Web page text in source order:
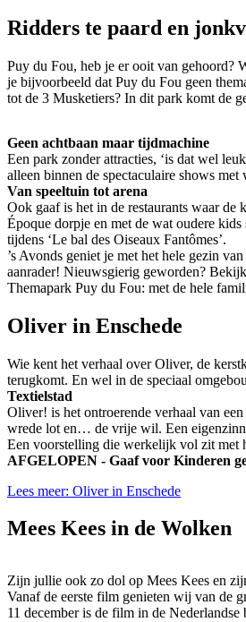
Ridders te paard en
Puy du Fou, heb je er ooit van gehoord?
je bijvoorbeeld dat Puy du Fou geen
tot de 3 Musketiers? In dit park komt de
Geen achtbaan maar tijdmachine
Een park zonder attracties, ‘is dat wel
alleen binnen de spectaculaire shows
Van speeltuin tot arena
Ook gaaf is het in de restaurants waar de
Époque dorpje en met de wat oudere
tijdens ‘Le bal des Oiseaux Fantômes’.
’s Avonds geniet je met het hele gezin
aanrader! Nieuwsgierig geworden?
Themapark Puy du Fou: met de hele
Oliver in Enschede
Wie kent het verhaal over Oliver, de
terugkomt. En wel in de speciaal
Textielstad
Oliver! is het ontroerende verhaal van
wrede lot en… de vrije wil. Een
Een voorstelling die werkelijk vol zit met
AFGELOPEN - Gaaf voor Kinderen
Lees meer: Oliver in Enschede
Mees Kees in de Wolken
Zijn jullie ook zo dol op Mees Kees en
Vanaf de eerste film genieten wij van de
11 december is de film in de Nederlandse